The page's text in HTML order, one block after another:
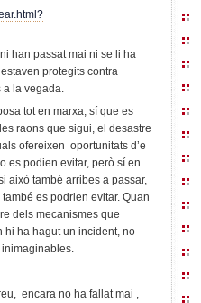
han passat mai ni se li ha
protegits contra
la vegada.
tot en marxa, sí que es
raons que sigui, el desastre
ofereixen oportunitats d’e
es podien evitar, però sí en
això també arribes a passar,
es podrien evitar. Quan
dels mecanismes que
hi ha hagut un incident, no
encara no ha fallat mai ,